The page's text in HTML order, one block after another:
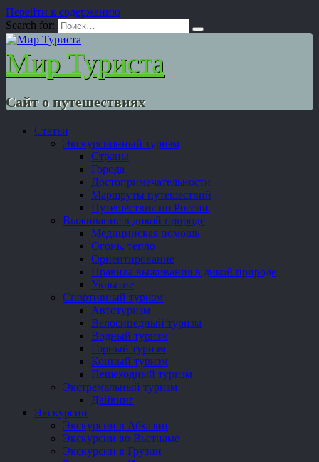
Перейти к содержанию
Search for:
Мир Туриста
Сайт о путешествиях
Статьи
Экскурсионный туризм
Страны
Города
Достопримечательности
Маршруты путешествий
Путешествия по России
Выживание в дикой природе
Медицинская помощь
Огонь, тепло
Ориентирование
Правила выживания в дикой природе
Укрытие
Спортивный туризм
Автотуризм
Велосипедный туризм
Водный туризм
Горный туризм
Конный туризм
Пешеходный туризм
Экстремальный туризм
Дайвинг
Экскурсии
Экскурсии в Абхазии
Экскурсии во Вьетнаме
Экскурсии в Грузии